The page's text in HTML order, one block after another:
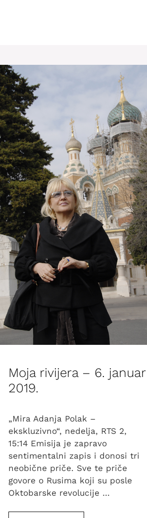
Moja rivijera – 6. januar
2019.
„Mira Adanja Polak –
ekskluzivno“, nedelja, RTS 2,
15:14 Emisija je zapravo
sentimentalni zapis i donosi tri
neobične priče. Sve te priče
govore o Rusima koji su posle
Oktobarske revolucije …